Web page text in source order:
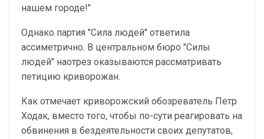
нашем городе!"
Однако партия "Сила людей" ответила
ассиметрично. В центральном бюро "Силы
людей" наотрез оказываются рассматривать
петицию криворожан.
Как отмечает криворожский обозреватель Петр
Ходак, вместо того, чтобы по-сути реагировать на
обвинения в бездеятельности своих депутатов,